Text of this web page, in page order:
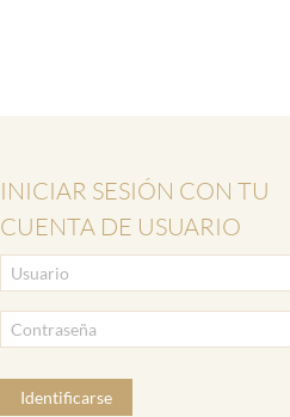
INICIAR SESIÓN CON TU
CUENTA DE USUARIO
Identificarse